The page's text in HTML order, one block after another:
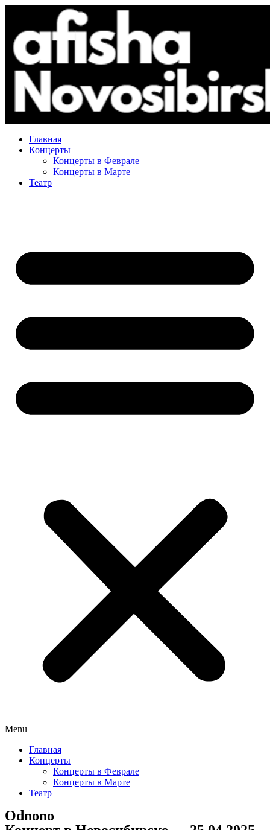
Главная
Концерты
Концерты в Феврале
Концерты в Марте
Театр
Menu
Главная
Концерты
Концерты в Феврале
Концерты в Марте
Театр
Odnono